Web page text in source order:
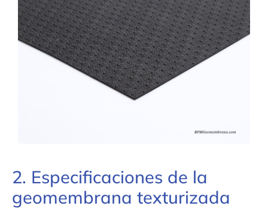
2. Especificaciones de la
geomembrana texturizada